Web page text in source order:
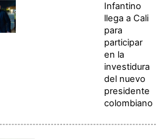
Infantino
llega a Cali
para
participar
en la
investidura
del nuevo
presidente
colombiano